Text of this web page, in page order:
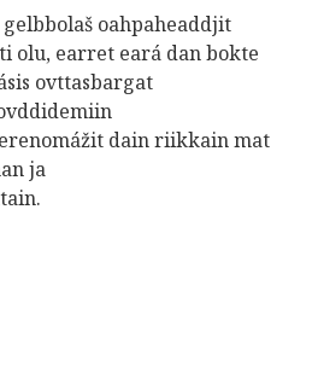
oahpaheaddjit
olu, earret eará dan bokte
ovttasbargat
dain riikkain mat
ja